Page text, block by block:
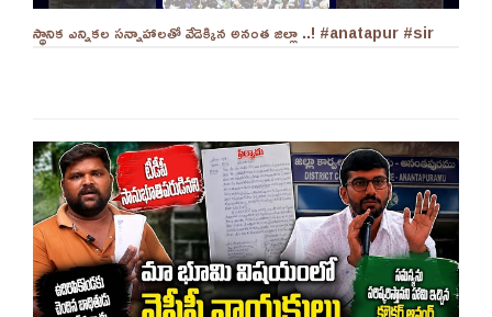
స్థానిక ఎన్నికల సన్నాహాలతో వేడెక్కిన అనంత జిల్లా ..! #anatapur #sir